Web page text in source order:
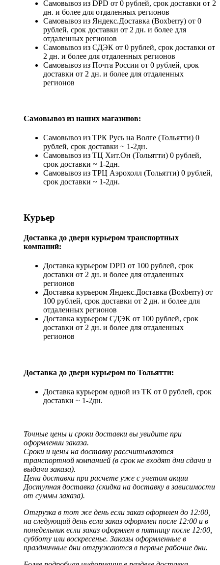
Самовывоз из DPD от 0 рублей, срок доставки от 2
дн. и более для отдаленных регионов
Самовывоз из Яндекс.Доставка (Boxberry) от 0
рублей, срок доставки от 2 дн. и более для
отдаленных регионов
Самовывоз из СДЭК от 0 рублей, срок доставки от
2 дн. и более для отдаленных регионов
Самовывоз из Почта России от 0 рублей, срок
доставки от 2 дн. и более для отдаленных
регионов
Самовывоз из наших магазинов:
Самовывоз из ТРК Русь на Волге (Тольятти) 0
рублей, срок доставки ~ 1-2дн.
Самовывоз из ТЦ Хит.Он (Тольятти) 0 рублей,
срок доставки ~ 1-2дн.
Самовывоз из ТРЦ Аэрохолл (Тольятти) 0 рублей,
срок доставки ~ 1-2дн.
Курьер
Доставка до двери курьером транспортных
компаний:
Доставка курьером DPD от 100 рублей, срок
доставки от 2 дн. и более для отдаленных
регионов
Доставка курьером Яндекс.Доставка (Boxberry) от
100 рублей, срок доставки от 2 дн. и более для
отдаленных регионов
Доставка курьером СДЭК от 100 рублей, срок
доставки от 2 дн. и более для отдаленных
регионов
Доставка до двери курьером по Тольятти:
Доставка курьером одной из ТК от 0 рублей, срок
доставки ~ 1-2дн.
Точные цены и сроки доставки вы увидите при
оформлении заказа.
Сроки и цены на доставку рассчитываются
транспортной компанией (в срок не входят дни сдачи и
выдачи заказа).
Цена доставки при расчете уже с учетом акции
Доступная доставка (скидка на доставку в зависимости
от суммы заказа).
Отгрузка в тот же день если заказ оформлен до 12:00,
на следующий день если заказ оформлен после 12:00 и в
понедельник если заказ оформлен в пятницу после 12:00,
субботу или воскресенье. Заказы оформленные в
праздничные дни отгружаются в первые рабочие дни.